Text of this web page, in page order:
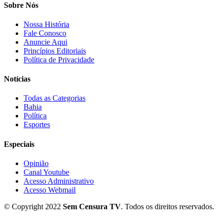
Sobre Nós
Nossa História
Fale Conosco
Anuncie Aqui
Princípios Editoriais
Política de Privacidade
Notícias
Todas as Categorias
Bahia
Política
Esportes
Especiais
Opinião
Canal Youtube
Acesso Administrativo
Acesso Webmail
© Copyright 2022 Sem Censura TV. Todos os direitos reservados.